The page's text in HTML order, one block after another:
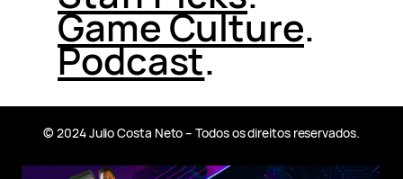
Game Culture.
Podcast.
© 2024 Julio Costa Neto – Todos os direitos reservados.